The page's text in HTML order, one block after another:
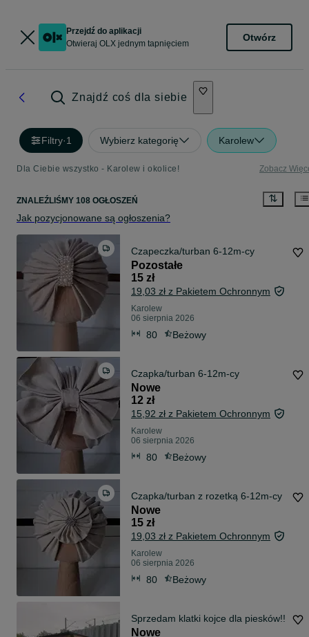
Przejdź do aplikacji
Otwieraj OLX jednym tapnięciem
Otwórz
Znajdź coś dla siebie
Filtry·1 Wybierz kategorię Karolew
Dla Ciebie wszystko - Karolew i okolice! Zobacz
ZNALEŹLIŚMY 108 OGŁOSZEŃ
Jak pozycjonowane są ogłoszenia?
Czapeczka/turban 6-12m-cy
Pozostałe
15 zł
19,03 zł z Pakietem Ochronnym
Karolew
06 sierpnia 2026
80 Beżowy
Czapka/turban 6-12m-cy
Nowe
12 zł
15,92 zł z Pakietem Ochronnym
Karolew
06 sierpnia 2026
80 Beżowy
Czapka/turban z rozetką 6-12m-cy
Nowe
15 zł
19,03 zł z Pakietem Ochronnym
Karolew
06 sierpnia 2026
80 Beżowy
Sprzedam klatki kojce dla piesków!!
Nowe